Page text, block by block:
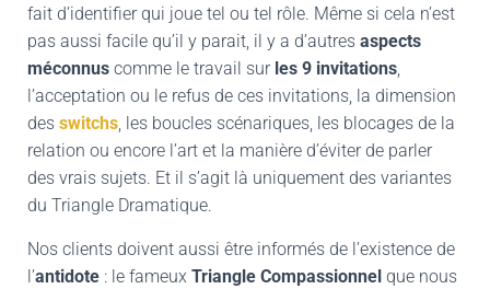
fait d’identifier qui joue tel ou tel rôle. Même si cela n’est
pas aussi facile qu’il y parait, il y a d’autres aspects
méconnus comme le travail sur les 9 invitations,
l’acceptation ou le refus de ces invitations, la dimension
des switchs, les boucles scénariques, les blocages de la
relation ou encore l’art et la manière d’éviter de parler
des vrais sujets. Et il s’agit là uniquement des variantes
du Triangle Dramatique.
Nos clients doivent aussi être informés de l’existence de
l’antidote : le fameux Triangle Compassionnel que nous